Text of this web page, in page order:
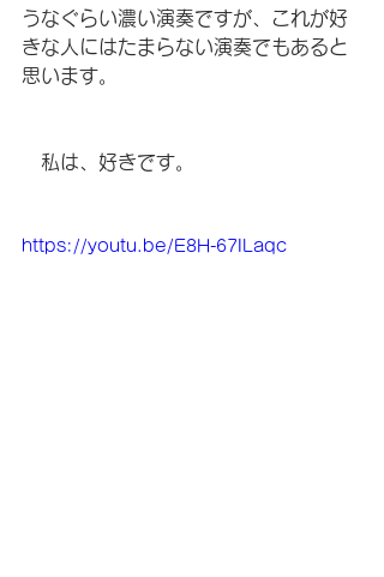
うなぐらい濃い演奏ですが、これが好
きな人にはたまらない演奏でもあると
思います。
私は、好きです。
https://youtu.be/E8H-67ILaqc